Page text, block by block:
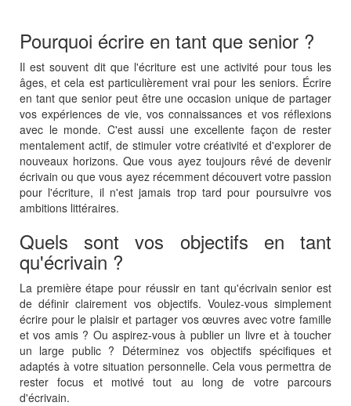
Pourquoi écrire en tant que senior ?
Il est souvent dit que l'écriture est une activité pour tous les
âges, et cela est particulièrement vrai pour les seniors. Écrire
en tant que senior peut être une occasion unique de partager
vos expériences de vie, vos connaissances et vos réflexions
avec le monde. C'est aussi une excellente façon de rester
mentalement actif, de stimuler votre créativité et d'explorer de
nouveaux horizons. Que vous ayez toujours rêvé de devenir
écrivain ou que vous ayez récemment découvert votre passion
pour l'écriture, il n'est jamais trop tard pour poursuivre vos
ambitions littéraires.
Quels sont vos objectifs en tant
qu'écrivain ?
La première étape pour réussir en tant qu'écrivain senior est
de définir clairement vos objectifs. Voulez-vous simplement
écrire pour le plaisir et partager vos œuvres avec votre famille
et vos amis ? Ou aspirez-vous à publier un livre et à toucher
un large public ? Déterminez vos objectifs spécifiques et
adaptés à votre situation personnelle. Cela vous permettra de
rester focus et motivé tout au long de votre parcours
d'écrivain.